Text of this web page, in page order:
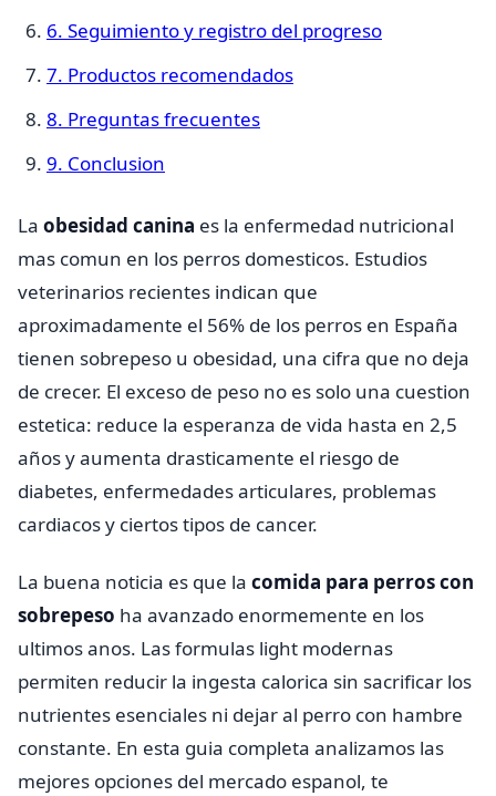
6. Seguimiento y registro del progreso
7. Productos recomendados
8. Preguntas frecuentes
9. Conclusion
La obesidad canina es la enfermedad nutricional
mas comun en los perros domesticos. Estudios
veterinarios recientes indican que
aproximadamente el 56% de los perros en España
tienen sobrepeso u obesidad, una cifra que no deja
de crecer. El exceso de peso no es solo una cuestion
estetica: reduce la esperanza de vida hasta en 2,5
años y aumenta drasticamente el riesgo de
diabetes, enfermedades articulares, problemas
cardiacos y ciertos tipos de cancer.
La buena noticia es que la comida para perros con
sobrepeso ha avanzado enormemente en los
ultimos anos. Las formulas light modernas
permiten reducir la ingesta calorica sin sacrificar los
nutrientes esenciales ni dejar al perro con hambre
constante. En esta guia completa analizamos las
mejores opciones del mercado espanol, te